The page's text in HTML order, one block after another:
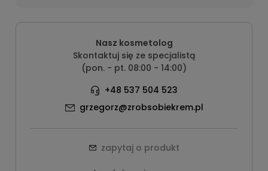
Nasz kosmetolog
Skontaktuj się ze specjalistą
(pon. - pt. 08:00 - 14:00)
+48 537 504 523
grzegorz@zrobsobiekrem.pl
zapytaj o produkt